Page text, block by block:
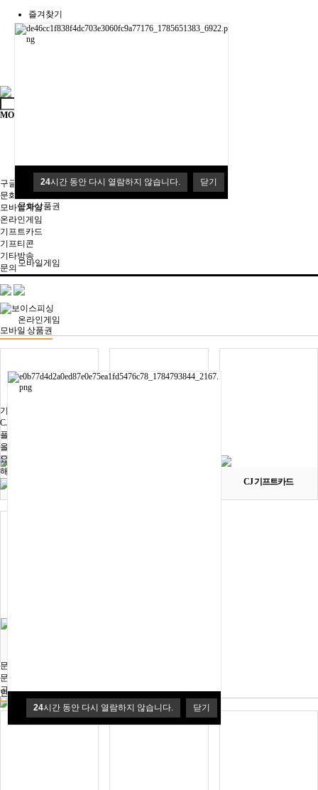
24시간 동안 다시 열람하지 않습니다. 닫기
24시간 동안 다시 열람하지 않습니다. 닫기
24시간 동안 다시 열람하지 않습니다. 닫기
즐겨찾기
RSS 구독
로그인
MOGIMALL
문화상품권
모바일게임
온라인게임
기프트카드
기프트카드
CJ 기프트카드
플레이스테이션
올리브영
요기요
해외 기프트카드
문의
문의게시판
공지사항
구글기프트
문화상품권
모바일게임
온라인게임
기프트카드
기프티콘
기타방송
문의
모바일 상품권
CJ 기프트카드
스타벅스 기프트카
드,스벅카드,스벅기
프트카드,스벅금액
인기 온라인게임